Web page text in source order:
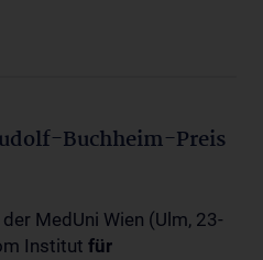
Buchheim-Preis
MedUni Wien (Ulm, 23-
Institut für